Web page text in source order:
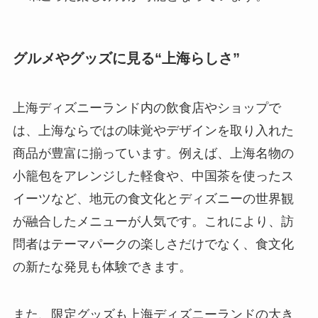
グルメやグッズに見る“上海らしさ”
上海ディズニーランド内の飲食店やショップで
は、上海ならではの味覚やデザインを取り入れた
商品が豊富に揃っています。例えば、上海名物の
小籠包をアレンジした軽食や、中国茶を使ったス
イーツなど、地元の食文化とディズニーの世界観
が融合したメニューが人気です。これにより、訪
問者はテーマパークの楽しさだけでなく、食文化
の新たな発見も体験できます。
また、限定グッズも上海ディズニーランドの大き